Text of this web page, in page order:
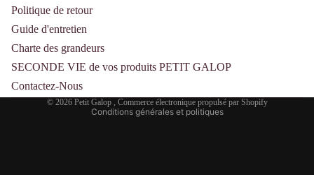
Politique de retour
Guide d'entretien
Charte des grandeurs
SECONDE VIE de vos produits PETIT GALOP
Contactez-Nous
© 2026 Petit Galop , Commerce électronique propulsé par Shopify
Conditions générales et politiques
Politique de remboursement
Politique de confidentialité
Conditions d’utilisation
Coordonnées